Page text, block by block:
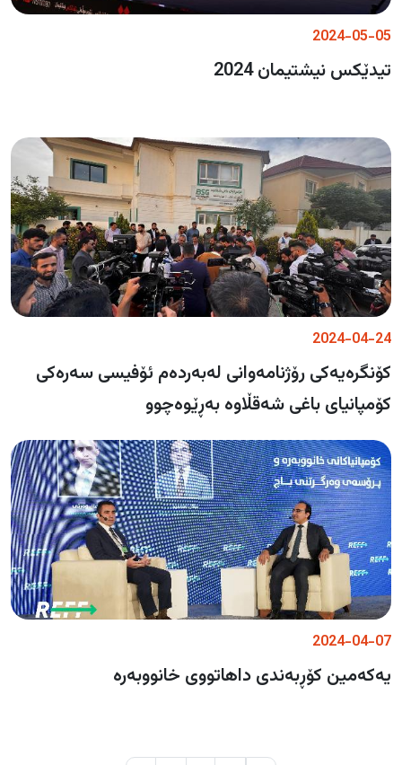
2024-05-05
تیدێکس نیشتیمان 2024
2024-04-24
کۆنگرەیەکی رۆژنامەوانی لەبەردەم ئۆفیسی سەرەکی
کۆمپانیای باغی شەقڵاوە بەڕێوەچوو
2024-04-07
یەکەمین کۆڕبەندی داهاتووی خانووبەرە